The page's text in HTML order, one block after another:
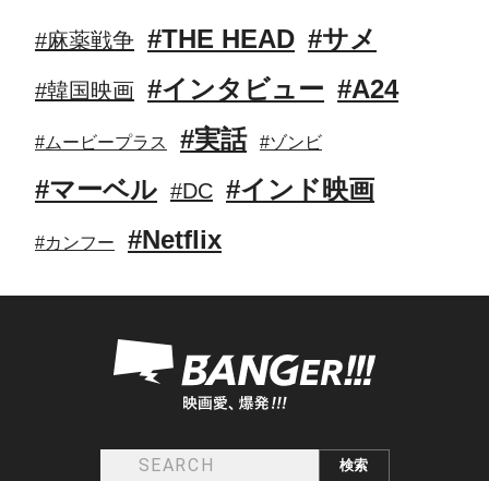
#麻薬戦争 #THE HEAD #サメ
#韓国映画 #インタビュー #A24
#ムービープラス #実話 #ゾンビ
#マーベル #DC #インド映画
#カンフー #Netflix